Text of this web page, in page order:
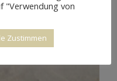
"Verwendung von
Zustimmen